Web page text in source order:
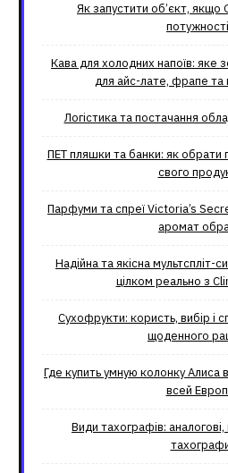
Як запустити об’єкт,
Кава для холодних напоїв: яке
для айс-лате, фрапе та
Логістика та постачання
ПЕТ пляшки та банки: як обрати
свого
Парфуми та спреї Victoria’s
аромат
Надійна та якісна
цілком реально з
Сухофрукти: користь, вибір і
щоденного
Где купить умную колонку Алиса
всей
Види тахографів: